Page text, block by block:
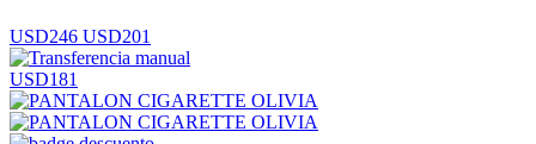
USD246 USD201
USD181